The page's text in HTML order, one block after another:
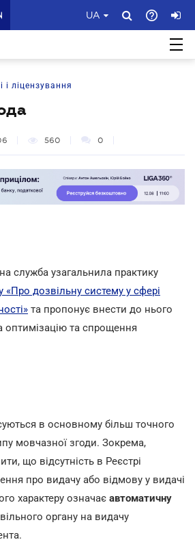
UA
і ліцензування
560 0
служба узагальнила практику
«Про дозвільну систему у сфері
та пропонує внести до нього
оптимізацію та спрощення
в основному більш точного
мовчазної згоди. Зокрема,
що відсутність в Реєстрі
про видачу або відмову у видачі
характеру означає автоматичну
органу на видачу